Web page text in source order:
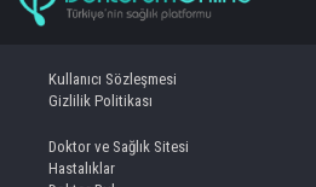
Kullanıcı Sözleşmesi
Gizlilik Politikası
Doktor ve Sağlık Sitesi
Hastalıklar